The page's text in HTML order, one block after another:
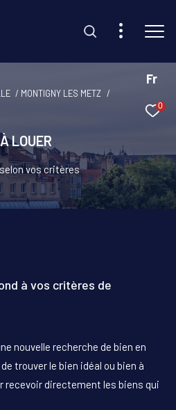
Fr
0
MONTIGNY LES METZ
LOUER
vos critères
à vos critères de
nouvelle recherche de bien en
trouver le bien idéal ou bien à
recevoir directement les biens qui
à vos critères
3 4 5+